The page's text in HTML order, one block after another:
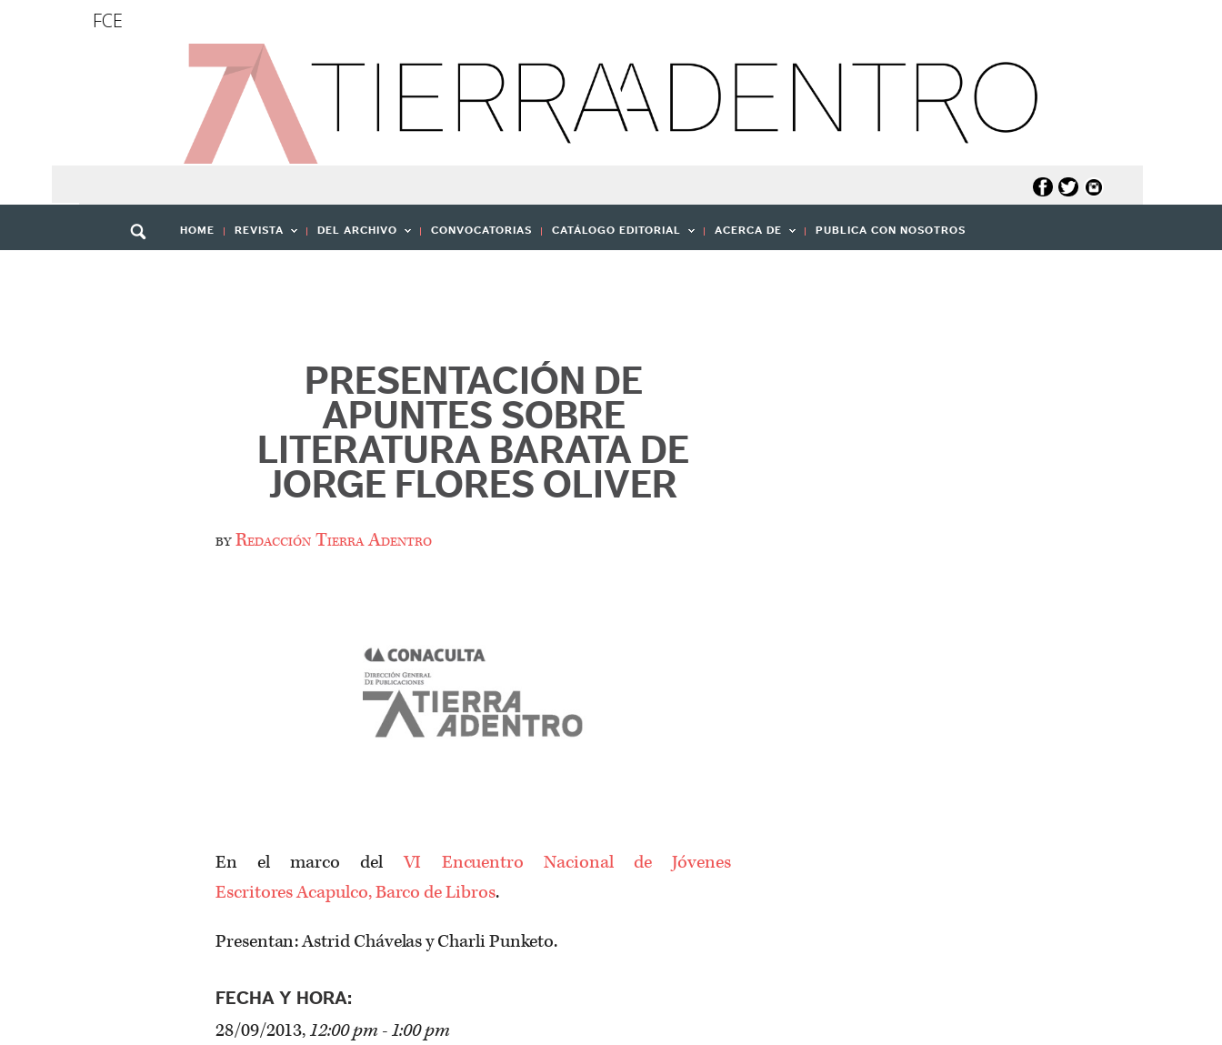
FCE
HOME REVISTA DEL ARCHIVO CONVOCATORIAS CATÁLOGO EDITORIAL ACERCA DE PUBLICA CON NOSOTROS
PRESENTACIÓN DE
APUNTES SOBRE
LITERATURA BARATA DE
JORGE FLORES OLIVER
byRedacción Tierra Adentro
En el marco delVI Encuentro Nacional de Jóvenes
Escritores Acapulco, Barco de Libros.
Presentan: Astrid Chávelas y Charli Punketo.
FECHA Y HORA:
28/09/2013,12:00 pm - 1:00 pm